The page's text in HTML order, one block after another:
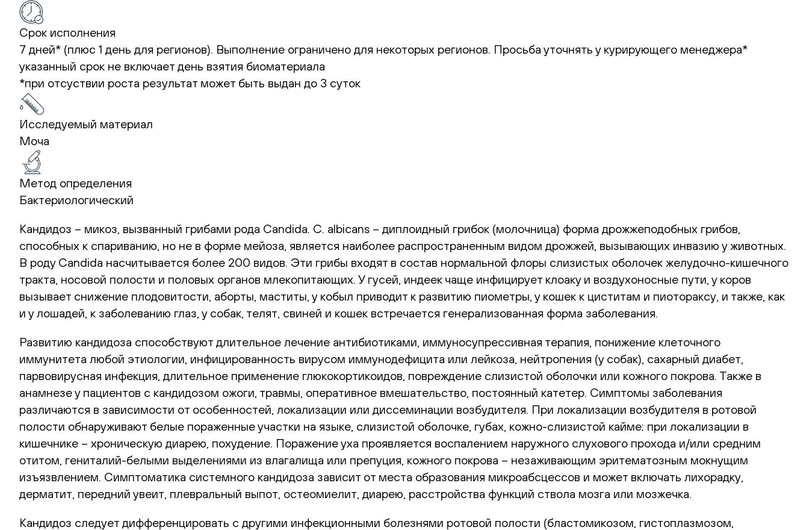
Срок исполнения
7 дней* (плюс 1 день для регионов). Выполнение ограничено для некоторых регионов. Просьба уточнять у курирующего менеджера*
указанный срок не включает день взятия биоматериала
*при отсуствии роста результат может быть выдан до 3 суток
Исследуемый материал
Моча
Метод определения
Бактериологический
Кандидоз – микоз, вызванный грибами рода Candida. C. albicans – диплоидный грибок (молочница) форма дрожжеподобных грибов,
способных к спариванию, но не в форме мейоза, является наиболее распространенным видом дрожжей, вызывающих инвазию у животных.
В роду Candida насчитывается более 200 видов. Эти грибы входят в состав нормальной флоры слизистых оболочек желудочно-кишечного
тракта, носовой полости и половых органов млекопитающих. У гусей, индеек чаще инфицирует клоаку и воздухоносные пути, у коров
вызывает снижение плодовитости, аборты, маститы, у кобыл приводит к развитию пиометры, у кошек к циститам и пиотораксу, и также, как
и у лошадей, к заболеванию глаз, у собак, телят, свиней и кошек встречается генерализованная форма заболевания.
Развитию кандидоза способствуют длительное лечение антибиотиками, иммуносупрессивная терапия, понижение клеточного
иммунитета любой этиологии, инфицированность вирусом иммунодефицита или лейкоза, нейтропения (у собак), сахарный диабет,
парвовирусная инфекция, длительное применение глюкокортикоидов, повреждение слизистой оболочки или кожного покрова. Также в
анамнезе у пациентов с кандидозом ожоги, травмы, оперативное вмешательство, постоянный катетер. Симптомы заболевания
различаются в зависимости от особенностей, локализации или диссеминации возбудителя. При локализации возбудителя в ротовой
полости обнаруживают белые пораженные участки на языке, слизистой оболочке, губах, кожно-слизистой кайме; при локализации в
кишечнике – хроническую диарею, похудение. Поражение уха проявляется воспалением наружного слухового прохода и/или средним
отитом, гениталий-белыми выделениями из влагалища или препуция, кожного покрова – незаживающим эритематозным мокнущим
изъязвлением. Симптоматика системного кандидоза зависит от места образования микроабсцессов и может включать лихорадку,
дерматит, передний увеит, плевральный выпот, остеомиелит, диарею, расстройства функций ствола мозга или мозжечка.
Кандидоз следует дифференцировать с другими инфекционными болезнями ротовой полости (бластомикозом, гистоплазмозом,